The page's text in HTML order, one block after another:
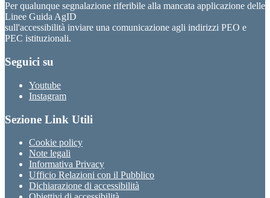
Per qualunque segnalazione riferibile alla mancata applicazione delle
Linee Guida AgID
sull'accessibilità inviare una comunicazione agli indirizzi PEO e
PEC istituzionali.
Seguici su
Youtube
Instagram
Sezione Link Utili
Cookie policy
Note legali
Informativa Privacy
Ufficio Relazioni con il Pubblico
Dichiarazione di accessibilità